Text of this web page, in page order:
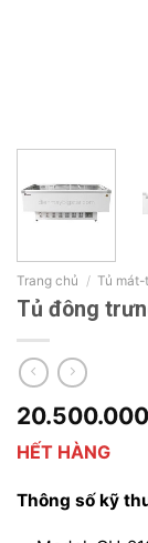
Trang chủ / Tủ
Tủ đông
20.500.000
HẾT HÀNG
Thông số kỹ